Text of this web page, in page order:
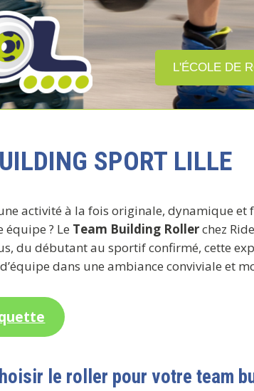
|
L'ÉCOLE DE
SPORT LILLE
activité à la fois originale, dynamique
équipe ? Le Team Building Rollerchez
du débutant au sportif confirmé, cette
dans une ambiance conviviale et
le roller pour votre team